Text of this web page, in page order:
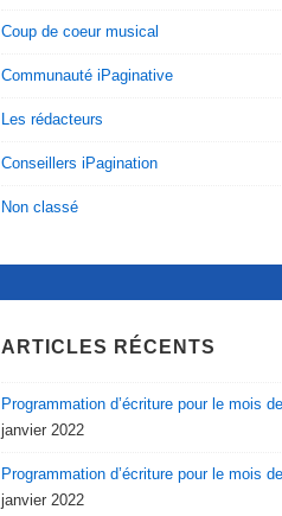
Coup de coeur musical
Communauté iPaginative
Les rédacteurs
Conseillers iPagination
Non classé
ARTICLES RÉCENTS
Programmation d’écriture pour le mois
janvier 2022
Programmation d’écriture pour le mois
janvier 2022